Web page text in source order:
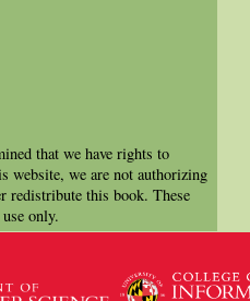
that we have rights to
website, we are not authorizing
redistribute this book. These
only.